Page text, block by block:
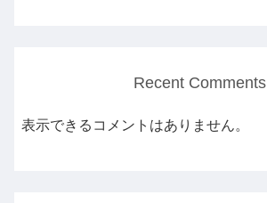
Recent Comments
表示できるコメントはありません。